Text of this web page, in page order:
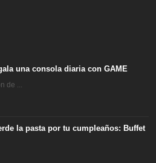
una consola diaria con GAME
de ...
la pasta por tu cumpleaños: Buffet